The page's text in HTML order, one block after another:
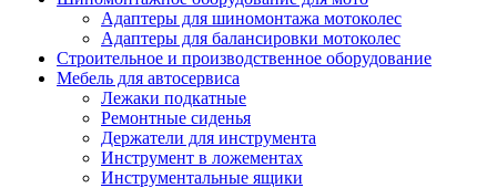
Адаптеры для шиномонтажа мотоколес
Адаптеры для балансировки мотоколес
Строительное и производственное оборудование
Мебель для автосервиса
Лежаки подкатные
Ремонтные сиденья
Держатели для инструмента
Инструмент в ложементах
Инструментальные ящики